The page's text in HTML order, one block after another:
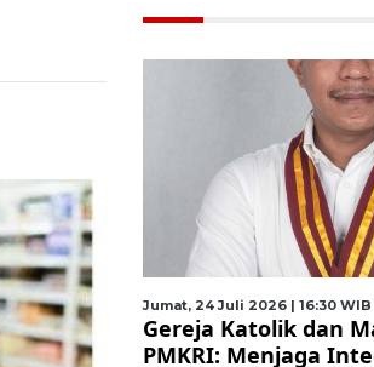
Jumat, 24 Juli 2026 | 16:30 WIB
Gereja Katolik dan
PMKRI: Menjaga